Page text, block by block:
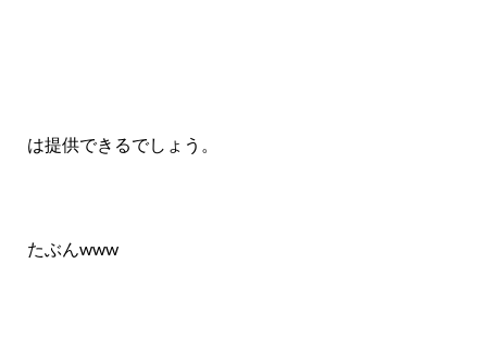
は提供できるでしょう。
たぶんwww